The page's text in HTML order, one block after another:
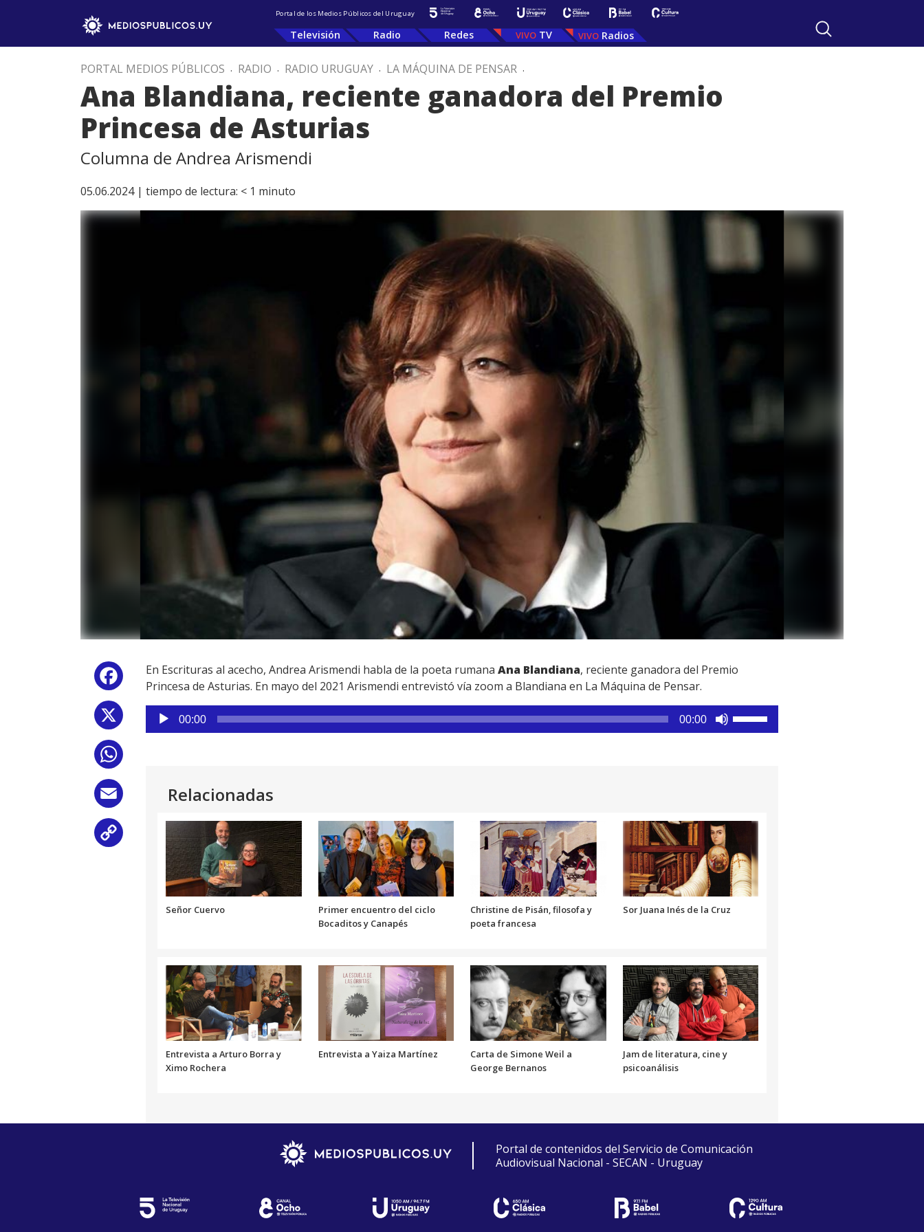
Portal de los Medios Públicos del Uruguay
Televisión Radio Redes TV Radios
PORTAL MEDIOS PÚBLICOS . RADIO . RADIO URUGUAY . LA MÁQUINA DE PENSAR .
Ana Blandiana, reciente ganadora del Premio
Princesa de Asturias
Columna de Andrea Arismendi
05.06.2024 | tiempo de lectura: < 1 minuto
Facebook
En Escrituras al acecho, Andrea Arismendi habla de la poeta rumana Ana Blandiana, reciente ganadora del Premio
Princesa de Asturias. En mayo del 2021 Arismendi entrevistó vía zoom a Blandiana en La Máquina de Pensar.
Reproductor
de
00:00 00:00
disminuir
el
volumen.
Relacionadas
Señor Cuervo
Primer encuentro del ciclo
Bocaditos y Canapés
Christine de Pisán, filosofa y
poeta francesa
Sor Juana Inés de la Cruz
Entrevista a Arturo Borra y
Ximo Rochera
Entrevista a Yaiza Martínez
Carta de Simone Weil a
George Bernanos
Jam de literatura, cine y
psicoanálisis
Portal de contenidos del Servicio de Comunicación
Audiovisual Nacional - SECAN - Uruguay